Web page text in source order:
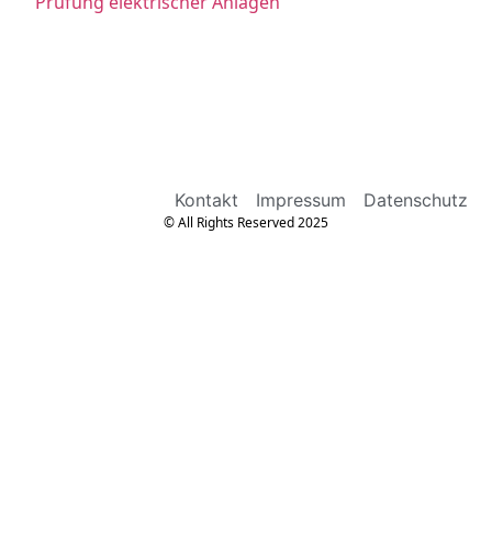
Kontakt Impressum Datenschutz
© All Rights Reserved 2025